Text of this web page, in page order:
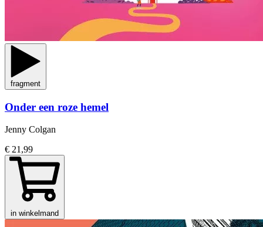
fragment
Onder een roze hemel
Jenny Colgan
€ 21,99
in winkelmand